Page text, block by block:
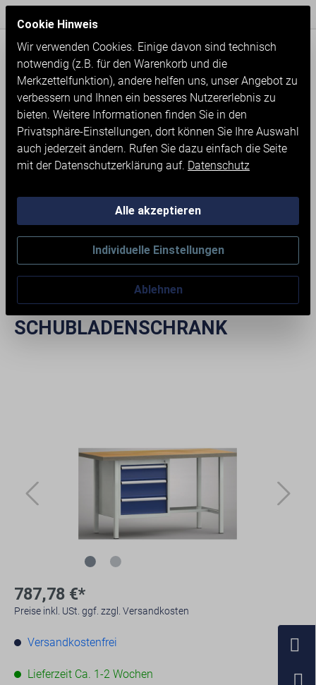
Werkstatteinrichtung
WERKBANK MIT
SCHUBLADENSCHRANK
787,78 €*
Preise inkl. USt. ggf. zzgl. Versandkosten
Versandkostenfrei
Lieferzeit Ca. 1-2 Wochen
Cookie Hinweis
Wir verwenden Cookies. Einige davon sind technisch
notwendig (z.B. für den Warenkorb und die
Merkzettelfunktion), andere helfen uns, unser Angebot zu
verbessern und Ihnen ein besseres Nutzererlebnis zu
bieten. Weitere Informationen finden Sie in den
Privatsphäre-Einstellungen, dort können Sie Ihre Auswahl
auch jederzeit ändern. Rufen Sie dazu einfach die Seite
mit der Datenschutzerklärung auf. Datenschutz
Individuelle Einstellungen
Ablehnen
Alle akzeptieren